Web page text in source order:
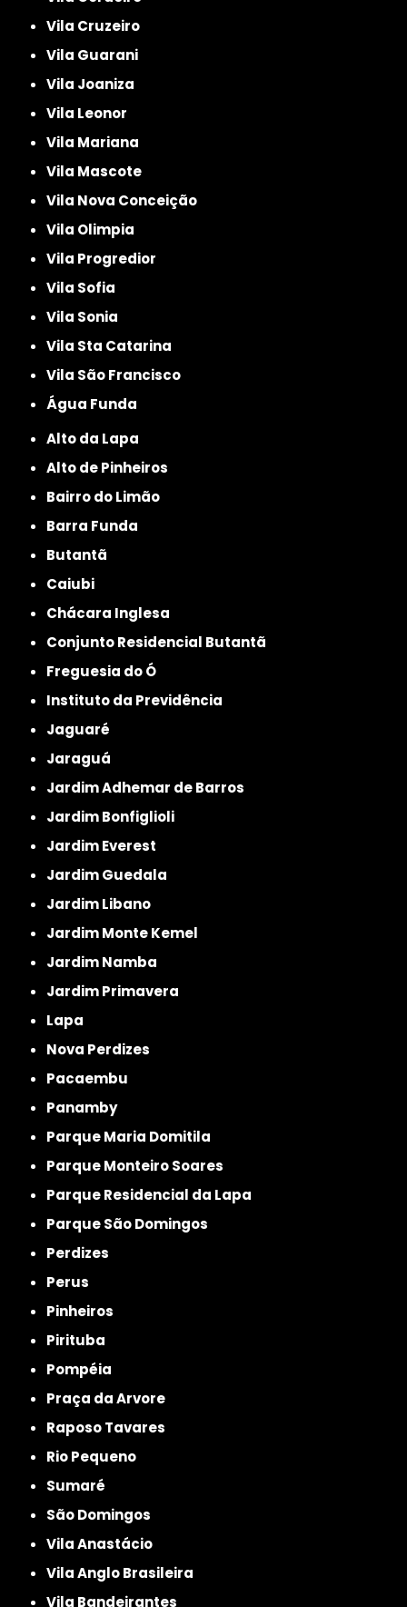
Vila Cruzeiro
Vila Guarani
Vila Joaniza
Vila Leonor
Vila Mariana
Vila Mascote
Vila Nova Conceição
Vila Olimpia
Vila Progredior
Vila Sofia
Vila Sonia
Vila Sta Catarina
Vila São Francisco
Água Funda
Alto da Lapa
Alto de Pinheiros
Bairro do Limão
Barra Funda
Butantã
Caiubi
Chácara Inglesa
Conjunto Residencial Butantã
Freguesia do Ó
Instituto da Previdência
Jaguaré
Jaraguá
Jardim Adhemar de Barros
Jardim Bonfiglioli
Jardim Everest
Jardim Guedala
Jardim Libano
Jardim Monte Kemel
Jardim Namba
Jardim Primavera
Lapa
Nova Perdizes
Pacaembu
Panamby
Parque Maria Domitila
Parque Monteiro Soares
Parque Residencial da Lapa
Parque São Domingos
Perdizes
Perus
Pinheiros
Pirituba
Pompéia
Praça da Arvore
Raposo Tavares
Rio Pequeno
Sumaré
São Domingos
Vila Anastácio
Vila Anglo Brasileira
Vila Bandeirantes